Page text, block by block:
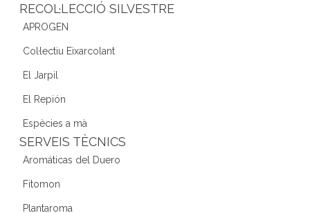
RECOL·LECCIÓ SILVESTRE
APROGEN
Col·lectiu Eixarcolant
El Jarpil
El Repión
Espècies a mà
SERVEIS TÈCNICS
Aromáticas del Duero
Fitomon
Plantaroma